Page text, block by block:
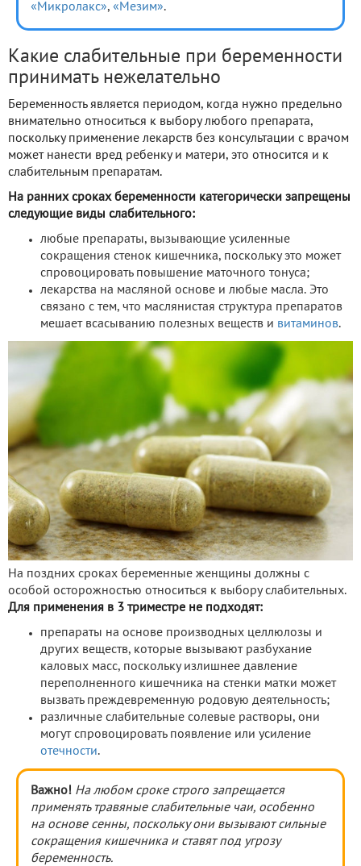
«Микролакс», «Мезим».
Какие слабительные при беременности
принимать нежелательно
Беременность является периодом, когда нужно предельно
внимательно относиться к выбору любого препарата,
поскольку применение лекарств без консультации с врачом
может нанести вред ребенку и матери, это относится и к
слабительным препаратам.
На ранних сроках беременности категорически запрещены
следующие виды слабительного:
любые препараты, вызывающие усиленные
сокращения стенок кишечника, поскольку это может
спровоцировать повышение маточного тонуса;
лекарства на масляной основе и любые масла. Это
связано с тем, что маслянистая структура препаратов
мешает всасыванию полезных веществ и витаминов.
На поздних сроках беременные женщины должны с
особой осторожностью относиться к выбору слабительных.
Для применения в 3 триместре не подходят:
препараты на основе производных целлюлозы и
других веществ, которые вызывают разбухание
каловых масс, поскольку излишнее давление
переполненного кишечника на стенки матки может
вызвать преждевременную родовую деятельность;
различные слабительные солевые растворы, они
могут спровоцировать появление или усиление
отечности.
Важно! На любом сроке строго запрещается
применять травяные слабительные чаи, особенно
на основе сенны, поскольку они вызывают сильные
сокращения кишечника и ставят под угрозу
беременность.